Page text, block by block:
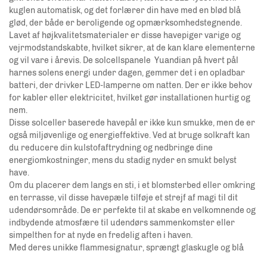
kuglen automatisk, og det forlærer din have med en blød blå
glød, der både er beroligende og opmærksomhedstegnende.
Lavet af højkvalitetsmaterialer er disse havepiger varige og
vejrmodstandskabte, hvilket sikrer, at de kan klare elementerne
og vil vare i årevis. De solcellspanele Yuandian på hvert pål
harnes solens energi under dagen, gemmer det i en opladbar
batteri, der drivker LED-lamperne om natten. Der er ikke behov
for kabler eller elektricitet, hvilket gør installationen hurtig og
nem.
Disse solceller baserede havepål er ikke kun smukke, men de er
også miljøvenlige og energieffektive. Ved at bruge solkraft kan
du reducere din kulstofaftrydning og nedbringe dine
energiomkostninger, mens du stadig nyder en smukt belyst
have.
Om du placerer dem langs en sti, i et blomsterbed eller omkring
en terrasse, vil disse havepæle tilføje et strejf af magi til dit
udendørsområde. De er perfekte til at skabe en velkomnende og
indbydende atmosfære til udendørs sammenkomster eller
simpelthen for at nyde en fredelig aften i haven.
Med deres unikke flammesignatur, sprængt glaskugle og blå